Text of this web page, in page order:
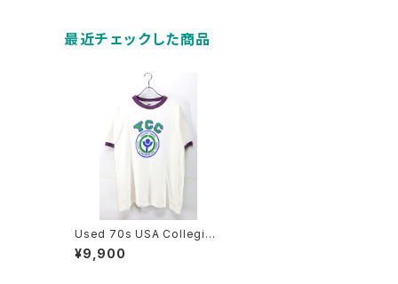
最近チェックした商品
Used 70s USA Collegiat
e Pacific YCC Water Print
Old Ringer T-Shirt Size L
¥9,900